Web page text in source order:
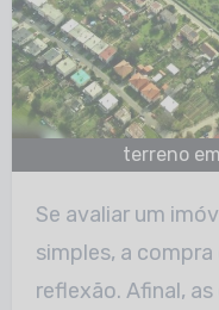
terreno
Se avaliar um imóvel pronto não é algo
simples, a
reflexão. Afinal,